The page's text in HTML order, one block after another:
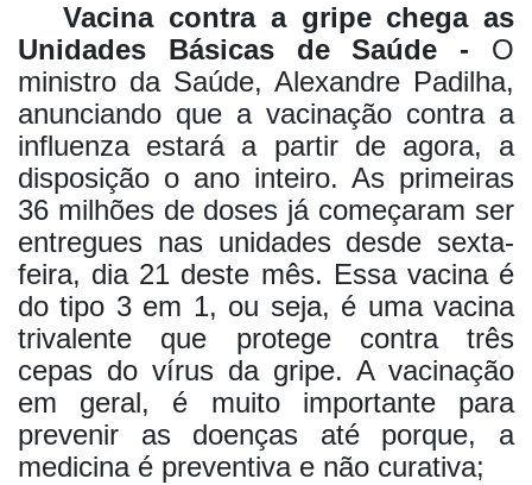
Vacina contra a gripe chega as
Unidades Básicas de Saúde - O
ministro da Saúde, Alexandre Padilha,
anunciando que a vacinação contra a
influenza estará a partir de agora, a
disposição o ano inteiro. As primeiras
36 milhões de doses já começaram ser
entregues nas unidades desde sexta-
feira, dia 21 deste mês. Essa vacina é
do tipo 3 em 1, ou seja, é uma vacina
trivalente que protege contra três
cepas do vírus da gripe. A vacinação
em geral, é muito importante para
prevenir as doenças até porque, a
medicina é preventiva e não curativa;